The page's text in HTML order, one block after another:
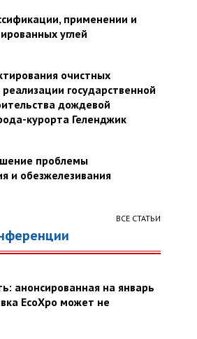
применении и
углей
очистных
государственной
дождевой
курорта Геленджик
проблемы
и обезжелезивания
ВСЕ СТАТЬИ
анонсированная на январь
EcoXpo может не